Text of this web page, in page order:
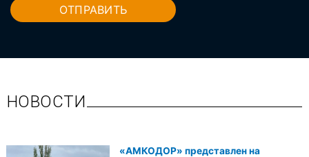
НОВОСТИ
«АМКОДОР» представлен на